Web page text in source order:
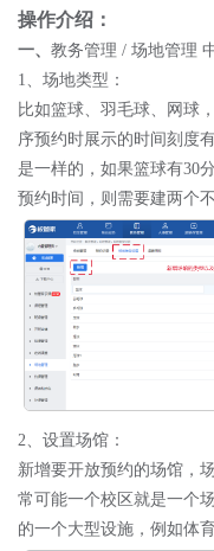
操作介绍：
一、 教务管理 / 场地管理
1、场地类型：
比如篮球、羽毛球、网球
序预约时展示的时间刻度
是一样的，如果篮球有30
预约时间，则需要建两个
2、设置场馆：
新增要开放预约的场馆，
常可能一个校区就是一个场
的一个大型设施，例如体